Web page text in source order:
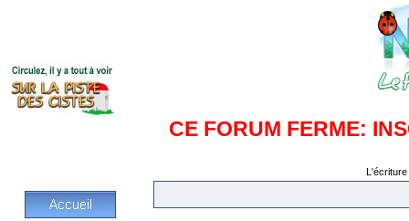
CE FORUM FERME: